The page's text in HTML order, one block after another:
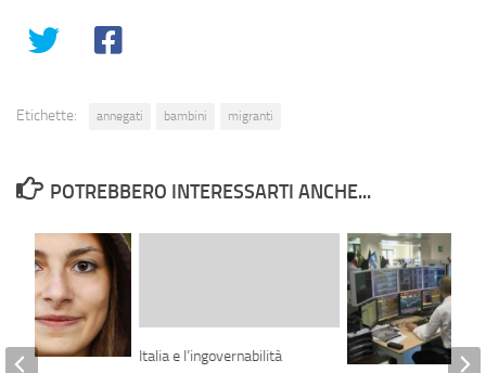
Etichette: annegati bambini migranti
POTREBBERO INTERESSARTI ANCHE...
Italia e l’ingovernabilità